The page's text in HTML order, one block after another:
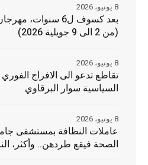
بعد كسوف ل6
(من 2 الى 9 جويلية 2026)
8 يونيو، 2026
تقاطع تدعو الى الافراج
السياسية سوار البرقاوي
8 يونيو، 2026
عاملات النظافة بمستشفى
الصحة فيقع طردهن.. وأكثر،
8 يونيو، 2026